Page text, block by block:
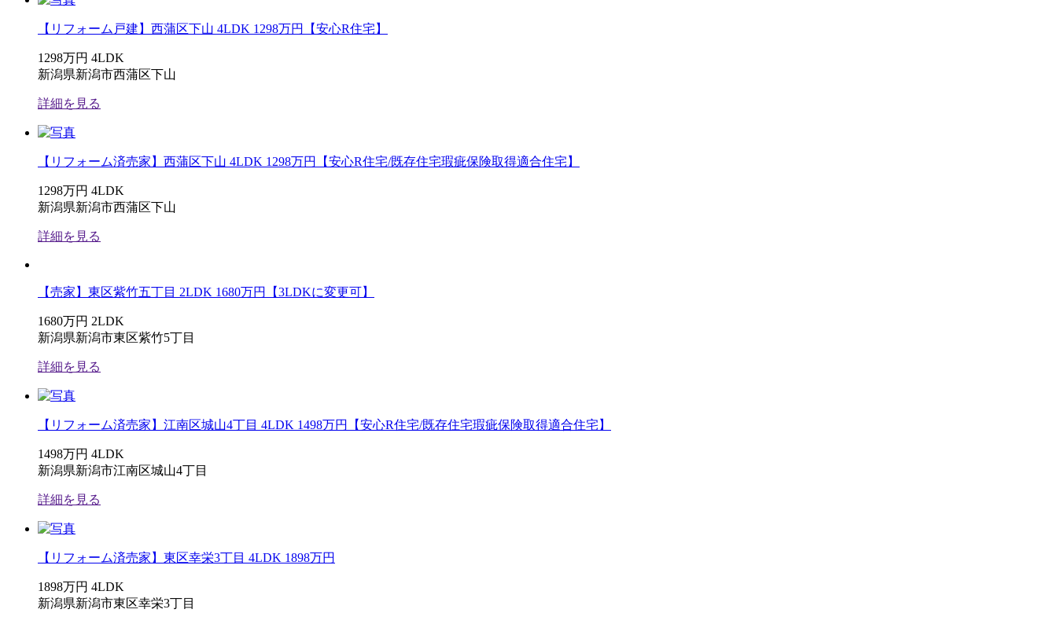
【リフォーム戸建】西蒲区下山 4LDK 1298万円【安心R住宅】
1298万円 4LDK
新潟県新潟市西蒲区下山
詳細を見る
【リフォーム済売家】西蒲区下山 4LDK 1298万円【安心R住宅/既存住宅瑕疵保険取得適合住宅】
1298万円 4LDK
新潟県新潟市西蒲区下山
詳細を見る
【売家】東区紫竹五丁目 2LDK 1680万円【3LDKに変更可】
1680万円 2LDK
新潟県新潟市東区紫竹5丁目
詳細を見る
【リフォーム済売家】江南区城山4丁目 4LDK 1498万円【安心R住宅/既存住宅瑕疵保険取得適合住宅】
1498万円 4LDK
新潟県新潟市江南区城山4丁目
詳細を見る
【リフォーム済売家】東区幸栄3丁目 4LDK 1898万円
1898万円 4LDK
新潟県新潟市東区幸栄3丁目